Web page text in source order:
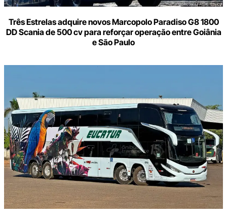
Três Estrelas adquire novos Marcopolo Paradiso G8 1800
DD Scania de 500 cv para reforçar operação entre Goiânia
e São Paulo